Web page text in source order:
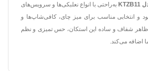
به‌راحتی با انواع نعلبکی‌ها و سرویس‌های
و انتخابی مناسب برای میز چای، کافی‌شاپ‌ها و
شفاف و ساده این استکان، حس تمیزی و نظم
اضافه می‌کند.